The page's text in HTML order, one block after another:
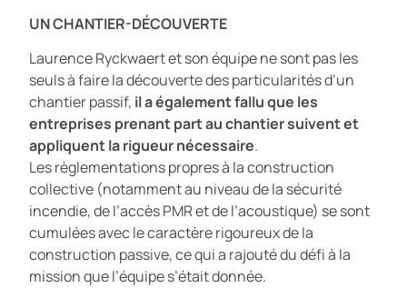
UN CHANTIER-DÉCOUVERTE
Laurence Ryckwaert et son équipe ne sont pas les
seuls à faire la découverte des particularités d’un
chantier passif, il a également fallu que les
entreprises prenant part au chantier suivent et
appliquent la rigueur nécessaire.
Les règlementations propres à la construction
collective (notamment au niveau de la sécurité
incendie, de l’accès PMR et de l’acoustique) se sont
cumulées avec le caractère rigoureux de la
construction passive, ce qui a rajouté du défi à la
mission que l’équipe s’était donnée.